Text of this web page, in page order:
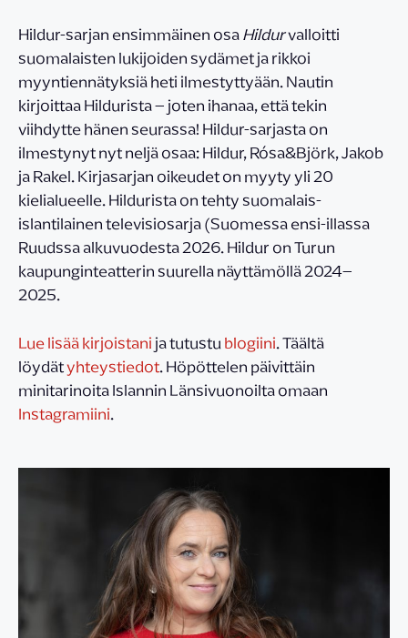
Hildur-sarjan ensimmäinen osaHildurvalloitti
suomalaisten lukijoiden sydämet ja rikkoi
myyntiennätyksiä heti ilmestyttyään. Nautin
kirjoittaa Hildurista – joten ihanaa, että tekin
viihdytte hänen seurassa! Hildur-sarjasta on
ilmestynyt nyt neljä osaa: Hildur, Rósa&Björk, Jakob
ja Rakel. Kirjasarjan oikeudet on myyty yli 20
kielialueelle. Hildurista on tehty suomalais-
islantilainen televisiosarja (Suomessa ensi-illassa
Ruudssa alkuvuodesta 2026. Hildur on Turun
kaupunginteatterin suurella näyttämöllä 2024–
2025.
Lue lisää kirjoistanija tutustublogiini. Täältä
löydätyhteystiedot. Höpöttelen päivittäin
minitarinoita Islannin Länsivuonoilta omaan
Instagramiini.